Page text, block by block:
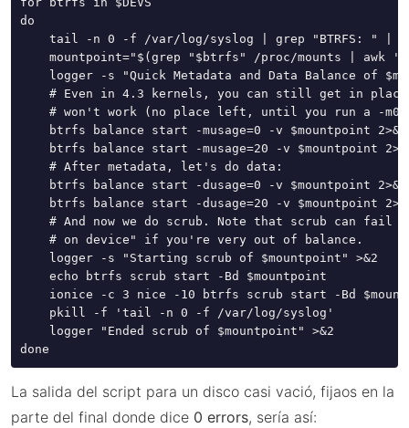
do
tail -n 0 -f /var/log/syslog | grep "BTRFS: " |
mountpoint="$(grep "$btrfs" /proc/mounts | awk
logger -s "Quick Metadata and Data Balance of
# Even in 4.3 kernels, you can still get in
# won't work (no place left, until you run a -m0
btrfs balance start -musage=0 -v $mountpoint
btrfs balance start -musage=20 -v $mountpoint
    # After metadata, let's do data:
btrfs balance start -dusage=0 -v $mountpoint
btrfs balance start -dusage=20 -v $mountpoint
# And now we do scrub. Note that scrub can fail
    # on device" if you're very out of balance.
    logger -s "Starting scrub of $mountpoint" >&2
    echo btrfs scrub start -Bd $mountpoint
ionice -c 3 nice -10 btrfs scrub start -Bd
    pkill -f 'tail -n 0 -f /var/log/syslog'
    logger "Ended scrub of $mountpoint" >&2
done
La salida del script para un disco casi vació, fijaos en la
parte del final donde dice 0 errors, sería así: